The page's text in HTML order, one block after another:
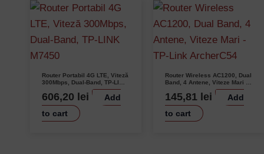
Router Portabil 4G LTE, Viteză
300Mbps, Dual-Band, TP-LINK
606,20 lei
Add
to cart
Router Wireless AC1200, Dual
Band, 4 Antene, Viteze Mari –
TP-Link ArcherC54
145,81 lei
Add
to cart